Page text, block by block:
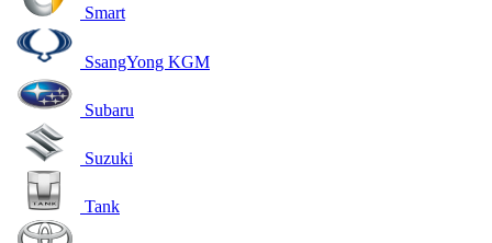
Smart
SsangYong KGM
Subaru
Suzuki
Tank